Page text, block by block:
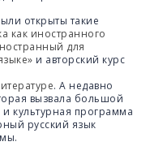
открыты такие
как иностранного
для
и авторский курс
. А недавно
вызвала большой
культурная программа
русский язык